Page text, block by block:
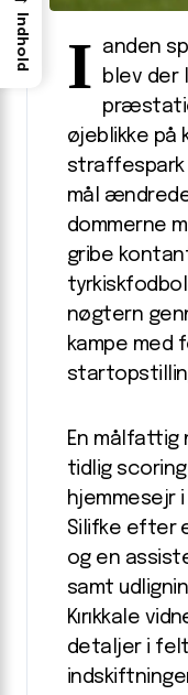
I
anden
blev der
øjeblikke
mål
dommerne
gribe
nøgtern
kampe med
En målfattig
tidlig
hjemmesejr
Silifke efter
og en
samt
Kırıkkale
detaljer i
Indhold